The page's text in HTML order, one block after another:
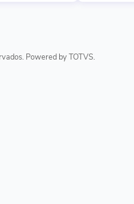
Powered by TOTVS.